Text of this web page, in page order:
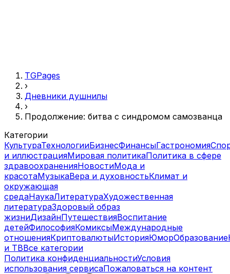
TGPages
›
Дневники душнилы
›
Продолжение: битва с синдромом самозванца
Категории
КультураТехнологииБизнесФинансыГастрономия
и иллюстрацияМировая политикаПолитика в сфере
здравоохраненияНовостиМода и
красотаМузыкаВера и духовностьКлимат и
окружающая
средаНаукаЛитератураХудожественная
литератураЗдоровый образ
жизниДизайнПутешествияВоспитание
детейФилософияКомиксыМеждународные
отношенияКриптовалютыИсторияЮморОбразование
и ТВВсе категории
Политика конфиденциальностиУсловия
использования сервисаПожаловаться на контент